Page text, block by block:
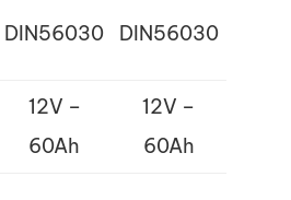
DIN56030 DIN56030
12V –
60Ah
12V –
60Ah